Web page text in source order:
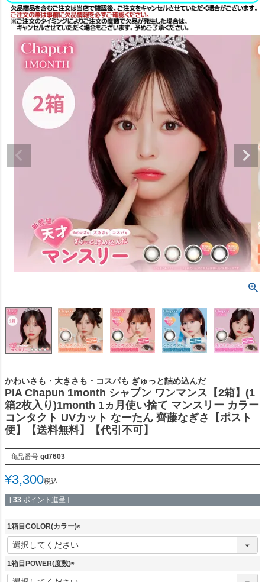
かわいさも・大きさも・コスパも ぎゅっと詰め込んだ
PIA Chapun 1month シャプン ワンマンス【2箱】(1
箱2枚入り)1month 1ヵ月使い捨て マンスリー カラー
コンタクト UVカット なーたん 齊藤なぎさ【ポスト
便】【送料無料】【代引不可】
商品番号 gd7603
¥3,300税込
[ 33 ポイント進呈 ]
1箱目COLOR(カラー)
(
1箱目POWER(度数)
(